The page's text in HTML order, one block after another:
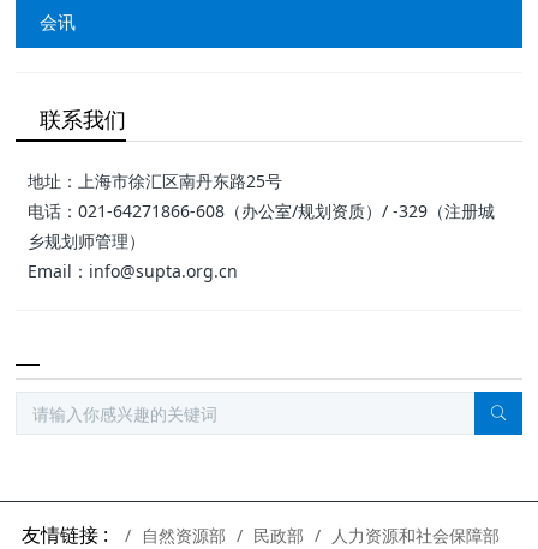
会讯
联系我们
地址：上海市徐汇区南丹东路25号
电话：021-64271866-608（办公室/规划资质）/ -329（注册城
乡规划师管理）
Email：info@supta.org.cn
友情链接 : 自然资源部 民政部
人力资源和社会保障部